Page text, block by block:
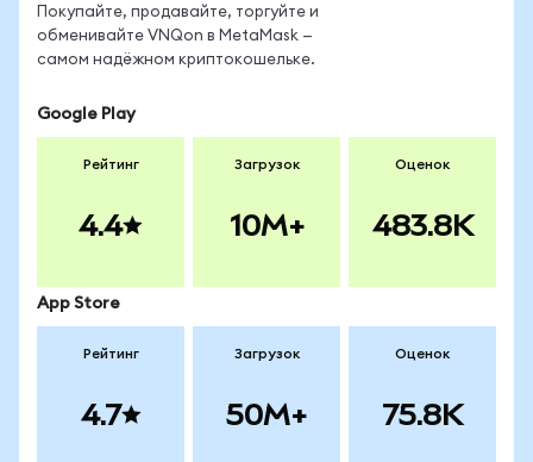
Покупайте, продавайте, торгуйте и
обменивайте VNQon в MetaMask —
самом надёжном криптокошельке.
Google Play
Рейтинг
4.4
Загрузок
10M+
Оценок
483.8K
App Store
Рейтинг
4.7
Загрузок
50M+
Оценок
75.8K